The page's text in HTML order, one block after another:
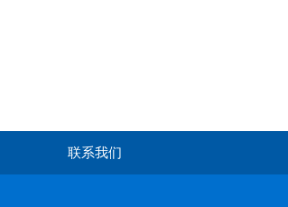
联系我们